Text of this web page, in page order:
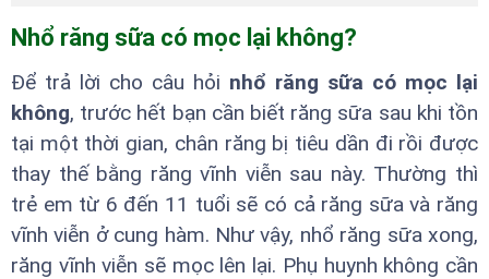
Nhổ răng sữa có mọc lại không?
Để trả lời cho câu hỏi nhổ răng sữa có mọc lại
không, trước hết bạn cần biết răng sữa sau khi tồn
tại một thời gian, chân răng bị tiêu dần đi rồi được
thay thế bằng răng vĩnh viễn sau này. Thường thì
trẻ em từ 6 đến 11 tuổi sẽ có cả răng sữa và răng
vĩnh viễn ở cung hàm. Như vậy, nhổ răng sữa xong,
răng vĩnh viễn sẽ mọc lên lại. Phụ huynh không cần